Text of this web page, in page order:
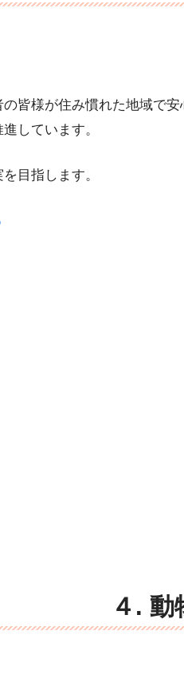
皆様が住み慣れた地域で安
しています。
目指します。
４. 動